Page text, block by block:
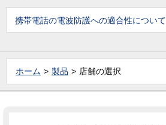
携帯電話の電波防護への適合性について
ホーム 製品 店舗の選択